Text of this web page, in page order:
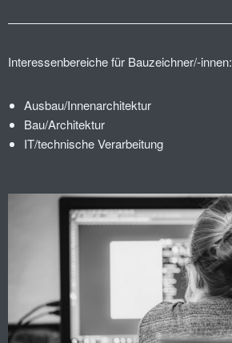
Interessenbereiche für Bauzeichner/-innen:
Ausbau/Innenarchitektur
Bau/Architektur
IT/technische Verarbeitung